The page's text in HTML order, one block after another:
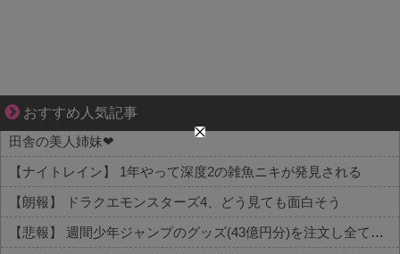
おすすめ人気記事
ずっと好き。俺はストーカーなんかじゃない。
田舎の美人姉妹❤
【ナイトレイン】 1年やって深度2の雑魚ニキが発見される
【朗報】 ドラクエモンスターズ4、どう見ても面白そう
【悲報】 週間少年ジャンプのグッズ(43億円分)を注文し全てキャンセルした女逮捕ｗｗｗｗｗｗｗｗ